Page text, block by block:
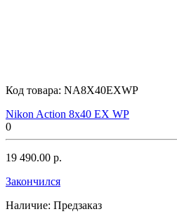
Код товара: NA8X40EXWP
Nikon Action 8x40 EX WP
0
19 490.00 р.
Закончился
Наличие: Предзаказ